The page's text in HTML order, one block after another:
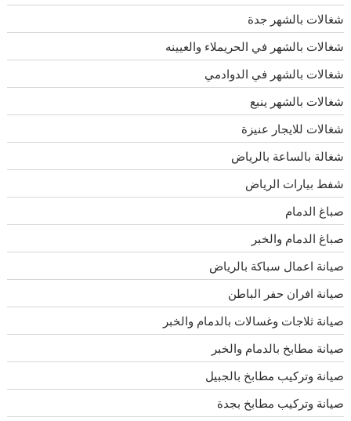
شغالات بالشهر جدة
شغالات بالشهر في الحريملاء والعيينه
شغالات بالشهر في الدوادمي
شغالات بالشهر ينبع
شغالات للايجار عنيزة
شغالة بالساعة بالرياض
شفط بيارات الرياض
صباغ الدمام
صباغ الدمام والخبر
صيانة اعمال سباكة بالرياض
صيانة افران حفر الباطن
صيانة ثلاجات وغسالات بالدمام والخبر
صيانة مطابخ بالدمام والخبر
صيانة وتركيب مطابخ بالجبيل
صيانة وتركيب مطابخ بجدة